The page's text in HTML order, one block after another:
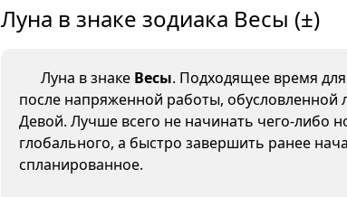
Луна в знаке зодиака Весы (±)
Луна в знаке Весы. Подходящее время
после напряженной работы, обусловленной
Девой. Лучше всего не начинать чего-либо
глобального, а быстро завершить ранее
спланированное.